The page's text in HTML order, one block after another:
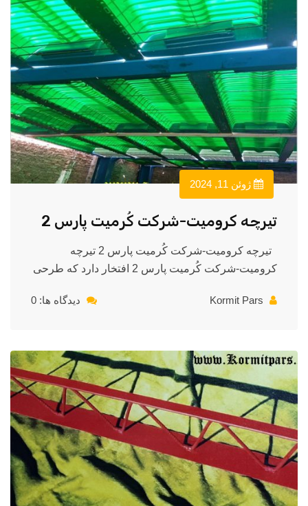
ژوئن 11, 2024
تیرچه کرومیت-شرکت کُرمیت پارس 2
تیرچه کرومیت-شرکت کُرمیت پارس 2 تیرچه
کرومیت-شرکت کُرمیت پارس 2 افتخار دارد که طرحی
Kormit Pars دیدگاه ها: 0